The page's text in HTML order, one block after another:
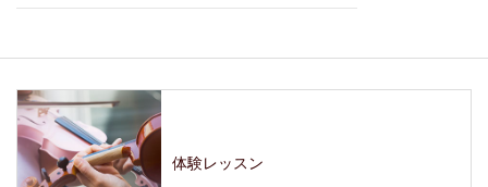
体験レッスン